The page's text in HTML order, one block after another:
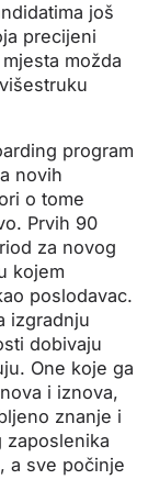
još
precijeni
možda
program
novih
o tome
Prvih 90
za novog
kojem
poslodavac.
izgradnju
dobivaju
One koje ga
i iznova,
znanje i
zaposlenika
a sve počinje